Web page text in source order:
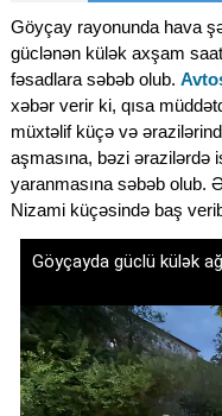
Göyçay rayonunda hava
güclənən külək axşam
fəsadlara səbəb olub.
xəbər verir ki, qısa
müxtəlif küçə və
aşmasına, bəzi ərazilərdə
yaranmasına səbəb olub.
Nizami küçəsində baş